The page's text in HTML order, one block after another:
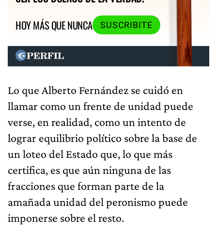
HOY MÁS QUE NUNCA
SUSCRIBITE
Lo que Alberto Fernández se cuidó en
llamar como un frente de unidad puede
verse, en realidad, como un intento de
lograr equilibrio político sobre la base de
un loteo del Estado que, lo que más
certifica, es que aún ninguna de las
fracciones que forman parte de la
amañada unidad del peronismo puede
imponerse sobre el resto.